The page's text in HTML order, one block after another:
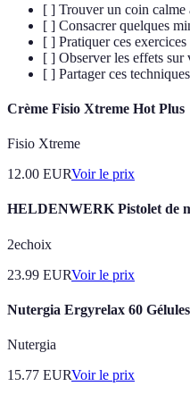
[ ] Trouver un coin calme
[ ] Consacrer quelques
[ ] Pratiquer ces
[ ] Observer les effets sur
[ ] Partager ces
Crème Fisio Xtreme Hot Plus
Fisio Xtreme
12.00 EURVoir le prix
HELDENWERK Pistolet de
2echoix
23.99 EURVoir le prix
Nutergia Ergyrelax 60
Nutergia
15.77 EURVoir le prix